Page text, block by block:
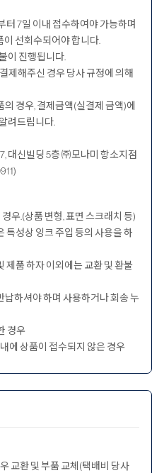
터 7일 이내 접수하여야 가능하며
이 선회수되어야 합니다.
이 진행됩니다.
제해주신 경우 당사 규정에 의해
경우, 결제금액(실결제 금액)에
려드립니다.
대신빌딩 5층 ㈜모나미 항소지점
우.(상품 변형, 표면 스크래치 등)
특성상 잉크 주입 등의 사용을 하
제품 하자 이외에는 교환 및 환불
납하셔야 하며 사용하거나 회송 누
경우
에 상품이 접수되지 않은 경우
교환 및 부품 교체(택배비 당사